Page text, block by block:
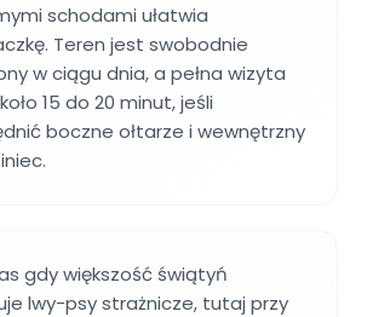
schodami ułatwia
Teren jest swobodnie
w ciągu dnia, a pełna wizyta
15 do 20 minut, jeśli
boczne ołtarze i wewnętrzny
gdy większość świątyń
lwy-psy strażnicze, tutaj przy